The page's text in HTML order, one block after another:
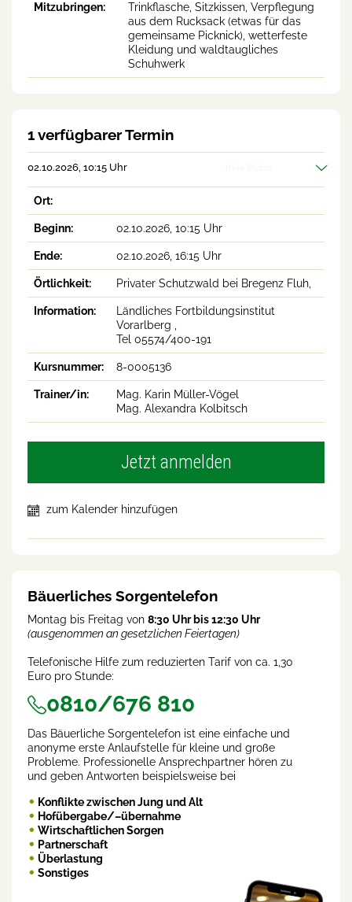
Mitzubringen:
Trinkflasche, Sitzkissen, Verpflegung
aus dem Rucksack (etwas für das
gemeinsame Picknick), wetterfeste
Kleidung und waldtaugliches
Schuhwerk
1 verfügbarer Termin
02.10.2026, 10:15 Uhr
Ort:
Beginn: 02.10.2026, 10:15 Uhr
Ende: 02.10.2026, 16:15 Uhr
Örtlichkeit: Privater Schutzwald bei Bregenz Fluh,
Information:
Ländliches Fortbildungsinstitut
Vorarlberg ,
Tel 05574/400-191
Kursnummer: 8-0005136
Trainer/in:
Mag. Karin Müller-Vögel
Mag. Alexandra Kolbitsch
Jetzt anmelden
zum Kalender hinzufügen
Bäuerliches Sorgentelefon
Montag bis Freitag von 8:30 Uhr bis 12:30 Uhr
(ausgenommen an gesetzlichen Feiertagen)
Telefonische Hilfe zum reduzierten Tarif von ca. 1,30
Euro pro Stunde:
0810/676 810
Das Bäuerliche Sorgentelefon ist eine einfache und
anonyme erste Anlaufstelle für kleine und große
Probleme. Professionelle Ansprechpartner hören zu
und geben Antworten beispielsweise bei
Konflikte zwischen Jung und Alt
Hofübergabe/–übernahme
Wirtschaftlichen Sorgen
Partnerschaft
Überlastung
Sonstiges